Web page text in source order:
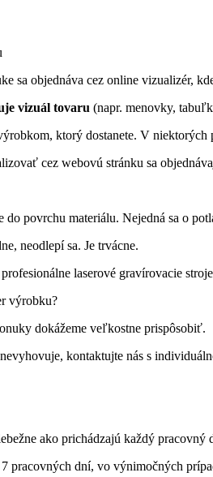
sa objednáva cez online vizualizér,
vizuál tovaru (napr. menovky,
ktorý dostanete. V
cez webovú stránku sa
povrchu materiálu. Nejedná sa o
neodlepí sa. Je trvácne.
laserové gravírovacie
výrobku?
dokážeme veľkostne prispôsobiť.
kontaktujte nás s
ako prichádzajú každý pracovný
pracovných dní, vo výnimočných